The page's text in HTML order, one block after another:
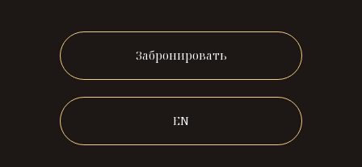
Забронировать
EN